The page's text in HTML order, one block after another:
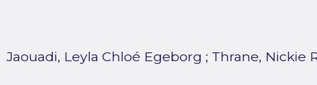
Jaouadi, Leyla Chloé Egeborg ; Thrane, Nickie